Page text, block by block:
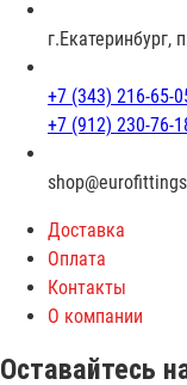
г.Екатеринбург,
+7 (343) 216-65-
+7 (912) 230-76-
Доставка
Оплата
Контакты
О компании
Оставайтесь